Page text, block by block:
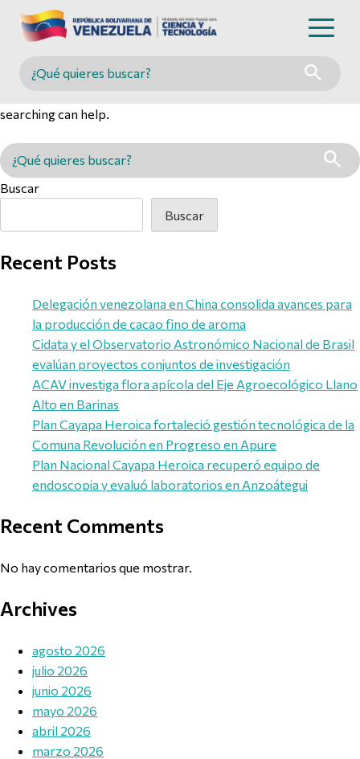
Buscar en MINCYT
searching can help.
Buscar en MINCYT
Buscar
Buscar
Recent Posts
Delegación venezolana en China consolida avances para
la producción de cacao fino de aroma
Cidata y el Observatorio Astronómico Nacional de Brasil
evalúan proyectos conjuntos de investigación
ACAV investiga flora apícola del Eje Agroecológico Llano
Alto en Barinas
Plan Cayapa Heroica fortaleció gestión tecnológica de la
Comuna Revolución en Progreso en Apure
Plan Nacional Cayapa Heroica recuperó equipo de
endoscopia y evaluó laboratorios en Anzoátegui
Recent Comments
No hay comentarios que mostrar.
Archives
agosto 2026
julio 2026
junio 2026
mayo 2026
abril 2026
marzo 2026